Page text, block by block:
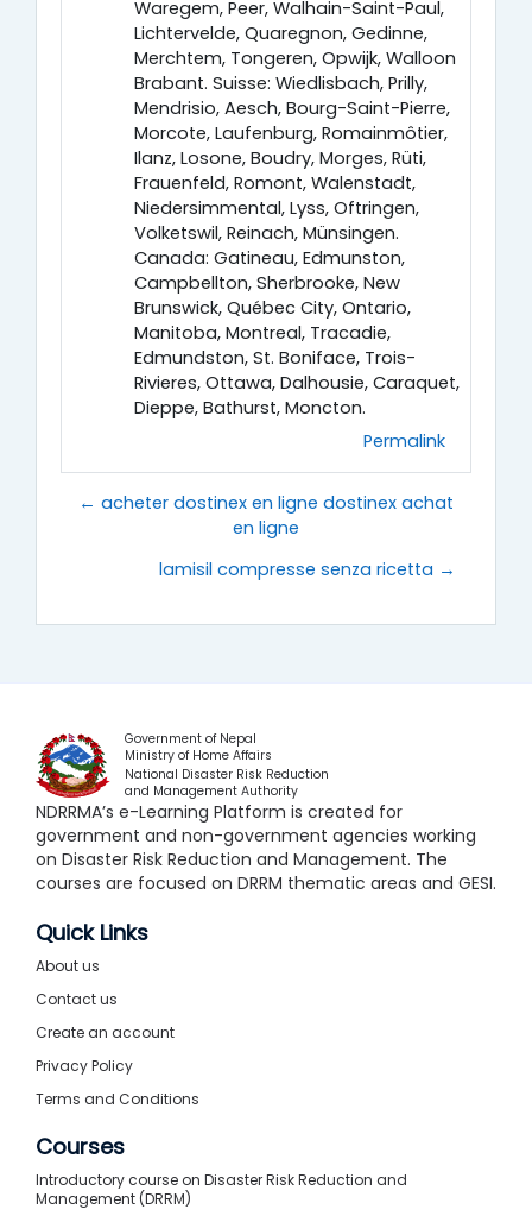
Waregem, Peer, Walhain-Saint-Paul,
Lichtervelde, Quaregnon, Gedinne,
Merchtem, Tongeren, Opwijk, Walloon
Brabant. Suisse: Wiedlisbach, Prilly,
Mendrisio, Aesch, Bourg-Saint-Pierre,
Morcote, Laufenburg, Romainmôtier,
Ilanz, Losone, Boudry, Morges, Rüti,
Frauenfeld, Romont, Walenstadt,
Niedersimmental, Lyss, Oftringen,
Volketswil, Reinach, Münsingen.
Canada: Gatineau, Edmunston,
Campbellton, Sherbrooke, New
Brunswick, Québec City, Ontario,
Manitoba, Montreal, Tracadie,
Edmundston, St. Boniface, Trois-
Rivieres, Ottawa, Dalhousie, Caraquet,
Dieppe, Bathurst, Moncton.
Permalink
← acheter dostinex en ligne dostinex achat
en ligne
lamisil compresse senza ricetta →
Government of Nepal
Ministry of Home Affairs
National Disaster Risk Reduction
and Management Authority
NDRRMA’s e-Learning Platform is created for
government and non-government agencies working
on Disaster Risk Reduction and Management. The
courses are focused on DRRM thematic areas and GESI.
Quick Links
About us
Contact us
Create an account
Privacy Policy
Terms and Conditions
Courses
Introductory course on Disaster Risk Reduction and
Management (DRRM)